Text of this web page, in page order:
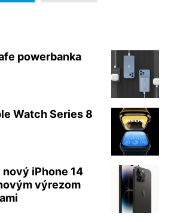
powerbanka
Watch Series 8
iPhone 14
výrezom